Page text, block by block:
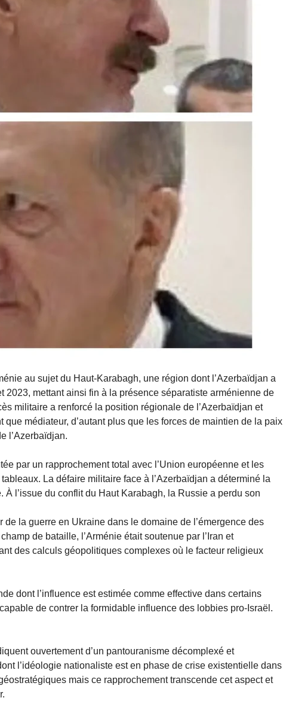
au sujet du Haut-Karabagh, une région dont l’Azerbaïdjan a
2023, mettant ainsi fin à la présence séparatiste arménienne de
militaire a renforcé la position régionale de l’Azerbaïdjan et
que médiateur, d’autant plus que les forces de maintien de la paix
l’Azerbaïdjan.
par un rapprochement total avec l’Union européenne et les
La défaire militaire face à l’Azerbaïdjan a déterminé la
À l’issue du conflit du Haut Karabagh, la Russie a perdu son
de la guerre en Ukraine dans le domaine de l’émergence des
de bataille, l’Arménie était soutenue par l’Iran et
des calculs géopolitiques complexes où le facteur religieux
dont l’influence est estimée comme effective dans certains
de contrer la formidable influence des lobbies pro-Israël.
ouvertement d’un pantouranisme décomplexé et
l’idéologie nationaliste est en phase de crise existentielle dans
mais ce rapprochement transcende cet aspect et